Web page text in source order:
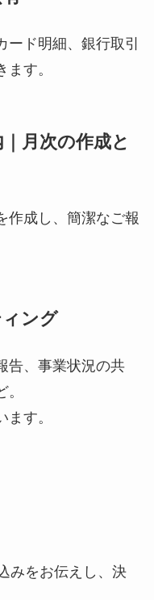
ド明細、銀行取引
す。
月次の作成と
作成し、簡潔なご報
ング
告、事業状況の共
す。
みをお伝えし、決